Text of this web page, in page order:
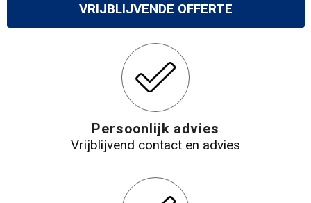
VRIJBLIJVENDE OFFERTE
Persoonlijk advies
Vrijblijvend contact en advies